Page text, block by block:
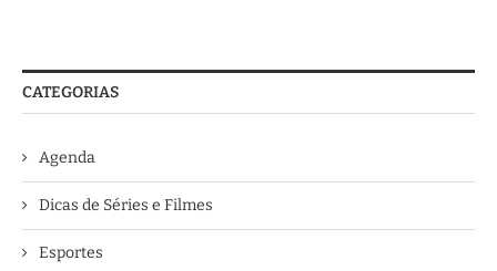
CATEGORIAS
Agenda
Dicas de Séries e Filmes
Esportes